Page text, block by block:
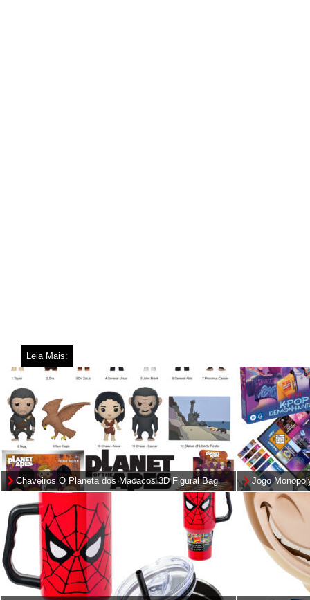
Leia Mais:
Chaveiros O Planeta dos Macacos 3D Figural Bag
Clips (Planet of the Apes)
Jogo
(Netflix)